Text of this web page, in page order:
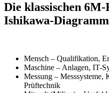
Die klassischen
Ishikawa-Diagramm
Mensch – Qualifikation,
Maschine – Anlagen, IT-
Messung – Messsysteme,
Prüftechnik